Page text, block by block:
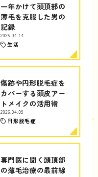
一年かけて頭頂部の
薄毛を克服した男の
記録
2026.04.14
生活
傷跡や円形脱毛症を
カバーする頭皮アー
トメイクの活用術
2026.04.09
円形脱毛症
専門医に聞く頭頂部
の薄毛治療の最前線